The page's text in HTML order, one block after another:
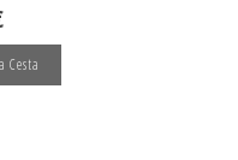
Cesta